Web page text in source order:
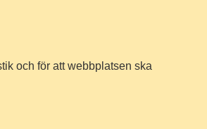
och för att webbplatsen ska